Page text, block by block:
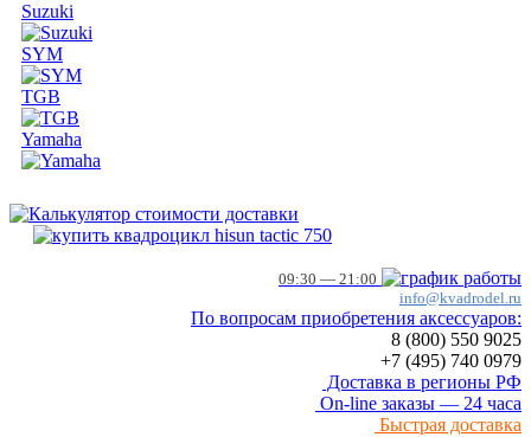
Suzuki
SYM
TGB
Yamaha
09:30 — 21:00
info@kvadrodel.ru
По вопросам приобретения аксессуаров:
8 (800) 550 9025
+7 (495) 740 0979
Доставка в регионы РФ
On-line заказы — 24 часа
Быстрая доставка